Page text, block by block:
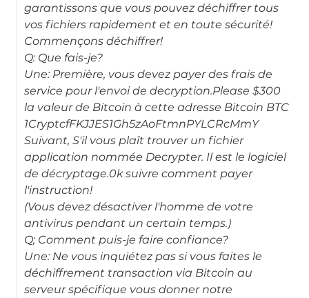
garantissons que vous pouvez déchiffrer tous
vos fichiers rapidement et en toute sécurité!
Commençons déchiffrer!
Q: Que fais-je?
Une: Première, vous devez payer des frais de
service pour l'envoi de decryption.Please $300
la valeur de Bitcoin à cette adresse Bitcoin BTC
1CryptcfFKJJES1Gh5zAoFtmnPYLCRcMmY
Suivant, S'il vous plaît trouver un fichier
application nommée Decrypter. Il est le logiciel
de décryptage.0k suivre comment payer
l'instruction!
(Vous devez désactiver l'homme de votre
antivirus pendant un certain temps.)
Q; Comment puis-je faire confiance?
Une: Ne vous inquiétez pas si vous faites le
déchiffrement transaction via Bitcoin au
serveur spécifique vous donner notre